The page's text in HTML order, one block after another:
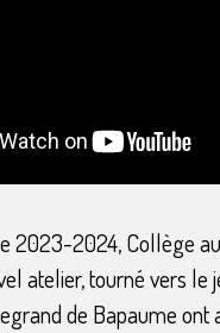
2023-2024, Collège
atelier, tourné vers le
de Bapaume ont